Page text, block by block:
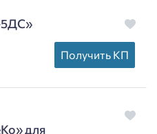
5ДС»
Получить КП
для